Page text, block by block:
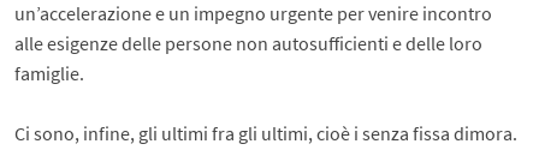
un’accelerazione e un impegno urgente per venire incontro
alle esigenze delle persone non autosufficienti e delle loro
famiglie.
Ci sono, infine, gli ultimi fra gli ultimi, cioè i senza fissa dimora.